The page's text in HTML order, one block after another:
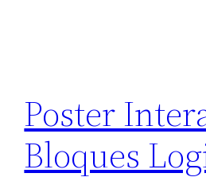
Poster
Bloques